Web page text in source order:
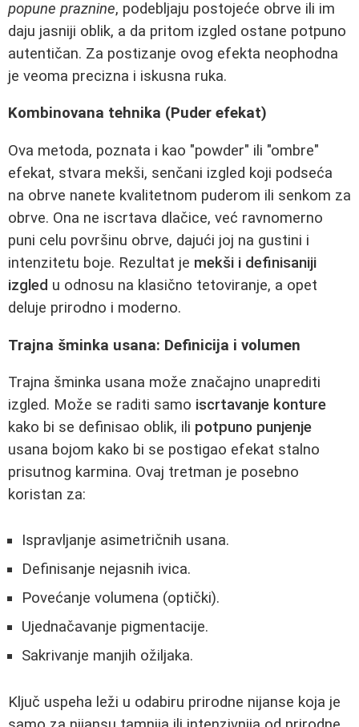
popune praznine, podebljaju postojeće obrve ili im
daju jasniji oblik, a da pritom izgled ostane potpuno
autentičan. Za postizanje ovog efekta neophodna
je veoma precizna i iskusna ruka.
Kombinovana tehnika (Puder efekat)
Ova metoda, poznata i kao "powder" ili "ombre"
efekat, stvara mekši, senčani izgled koji podseća
na obrve nanete kvalitetnom puderom ili senkom za
obrve. Ona ne iscrtava dlačice, već ravnomerno
puni celu površinu obrve, dajući joj na gustini i
intenzitetu boje. Rezultat je mekši i definisaniji
izgled u odnosu na klasično tetoviranje, a opet
deluje prirodno i moderno.
Trajna šminka usana: Definicija i volumen
Trajna šminka usana može značajno unaprediti
izgled. Može se raditi samo iscrtavanje konture
kako bi se definisao oblik, ili potpuno punjenje
usana bojom kako bi se postigao efekat stalno
prisutnog karmina. Ovaj tretman je posebno
koristan za:
Ispravljanje asimetričnih usana.
Definisanje nejasnih ivica.
Povećanje volumena (optički).
Ujednačavanje pigmentacije.
Sakrivanje manjih ožiljaka.
Ključ uspeha leži u odabiru prirodne nijanse koja je